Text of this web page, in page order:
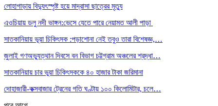
লোহাগাড়ায় বিদ্যুৎস্পৃষ্ট হয়ে মাদ্রাসা ছাত্রের মৃত্যু
এওচিয়ায় ডলু নদী ভাঙ্গন:ভেসে যেতে পারে নেয়ামত আলী পাড়া
সাতকানিয়ায় ভূয়া চিকিৎসক :পড়াশোনা নেই তবুও তারা বিশেষজ্ঞ,…
জুলাই গণঅভ্যুত্থান দিবসে বন বিভাগ চট্টগ্রাম অঞ্চলের শ্রদ্ধা…
সাতকানিয়ায় চার ভুয়া চিকিৎসককে ৪০ হাজার টাকা জরিমানা
দোহাজারী-কক্সবাজার ট্রেনের গতি ঘণ্টায় ১০০ কিলোমিটার, চলে…